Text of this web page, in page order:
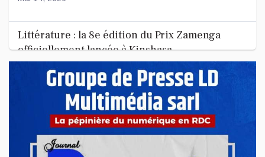
Littérature : la 8e édition du Prix Zamenga
officiellement lancée à Kinshasa
La 8e édition du concours littéraire « Prix Zamenga » a été
officiellement lancée ce mercredi 13 mai à Kinshasa, à
Mai 13, 2026